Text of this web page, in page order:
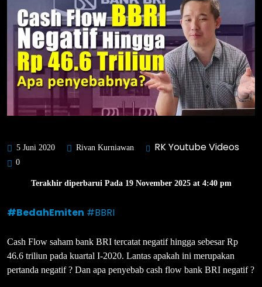
5 Juni 2020 Rivan Kurniawan RK Youtube Videos
0
Terakhir diperbarui Pada 19 November 2025 at 4:40 pm
#BedahEmiten #BBRI
Cash Flow saham bank BRI tercatat negatif hingga sebesar Rp
46.6 triliun pada kuartal I-2020. Lantas apakah ini merupakan
pertanda negatif ? Dan apa penyebab cash flow bank BRI negatif ?